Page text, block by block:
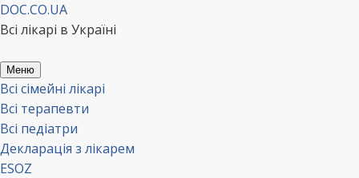
Перейти
до
DOC.CO.UA
Всі лікарі в Україні
Меню
Всі сімейні лікарі
Всі терапевти
Всі педіатри
Декларація з лікарем
ESOZ